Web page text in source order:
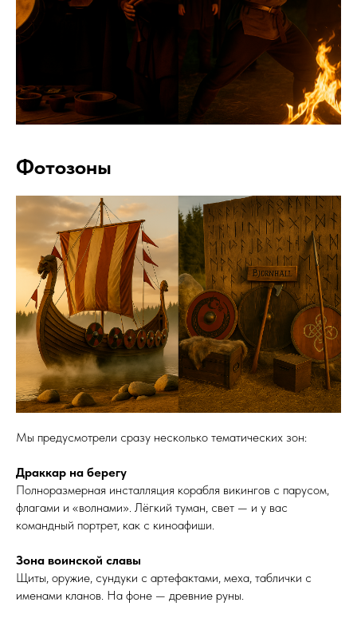
Фотозоны
Мы предусмотрели сразу несколько тематических зон:
Драккар на берегу
Полноразмерная инсталляция корабля викингов с парусом,
флагами и «волнами». Лёгкий туман, свет — и у вас
командный портрет, как с киноафиши.
Зона воинской славы
Щиты, оружие, сундуки с артефактами, меха, таблички с
именами кланов. На фоне — древние руны.